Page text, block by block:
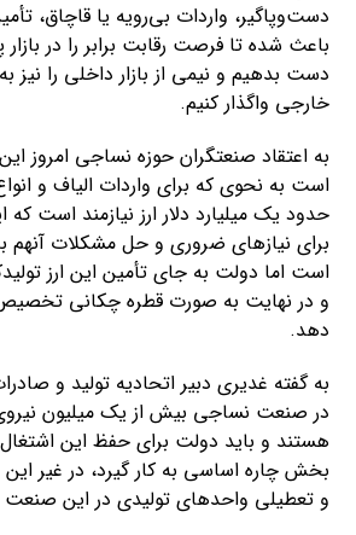
دست‌وپاگیر، واردات بی­‌رویه یا قاچاق،
باعث شده تا فرصت رقابت برابر را در
دست بدهیم و نیمی از بازار داخلی را نیز
خارجی واگذار کنیم.
به اعتقاد صنعتگران حوزه نساجی امروز
است به نحوی که برای واردات الیاف و
حدود یک میلیارد دلار ارز نیازمند است که
برای نیازهای ضروری و حل مشکلات
است اما دولت به جای تأمین این ارز
و در نهایت به صورت قطره چکانی تخصیص
دهد.
به گفته غدیری دبیر اتحادیه تولید و
در صنعت نساجی بیش از یک میلیون
هستند و باید دولت برای حفظ این
بخش چاره اساسی به کار گیرد، در غیر
و تعطیلی واحدهای تولیدی در این